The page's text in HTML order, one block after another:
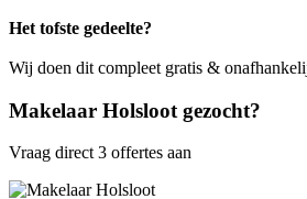
Het tofste gedeelte?
Wij doen dit compleet gratis &
Makelaar Holsloot gezocht?
Vraag direct 3 offertes aan